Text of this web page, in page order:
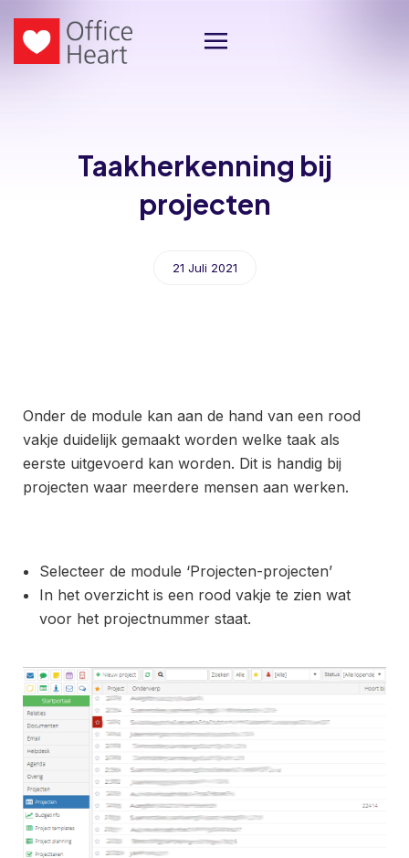
Taakherkenning bij
projecten
21 Juli 2021
Onder de module kan aan de hand van een rood
vakje duidelijk gemaakt worden welke taak als
eerste uitgevoerd kan worden. Dit is handig bij
projecten waar meerdere mensen aan werken.
Selecteer de module ‘Projecten-projecten’
In het overzicht is een rood vakje te zien wat
voor het projectnummer staat.